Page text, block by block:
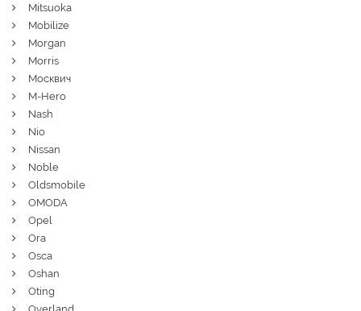
Mitsuoka
Mobilize
Morgan
Morris
Москвич
M-Hero
Nash
Nio
Nissan
Noble
Oldsmobile
OMODA
Opel
Ora
Osca
Oshan
Oting